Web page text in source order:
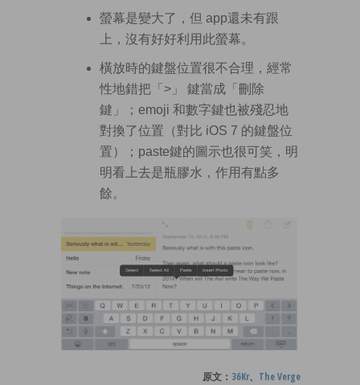
螢幕是變大了，但 app還未有跟
上，沒有好好利用此螢幕。
橫放時的鍵盤位置很不合理，經常
性地錯把「>」 鍵當成「刪除
鍵」；emoji 和數字鍵也被殘忍地
對換了位置（對比 iOS 7 的鍵盤位
置）；paste鍵的圖示也很可笑，明
明看上去是瓶膠水，作用有點多
餘。
原文： 36Kr、 The Verge